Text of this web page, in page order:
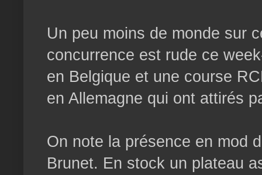
Un peu moins de monde sur
concurrence est rude ce
en Belgique et une course
en Allemagne qui ont attirés
On note la présence en mod
Brunet. En stock un plateau